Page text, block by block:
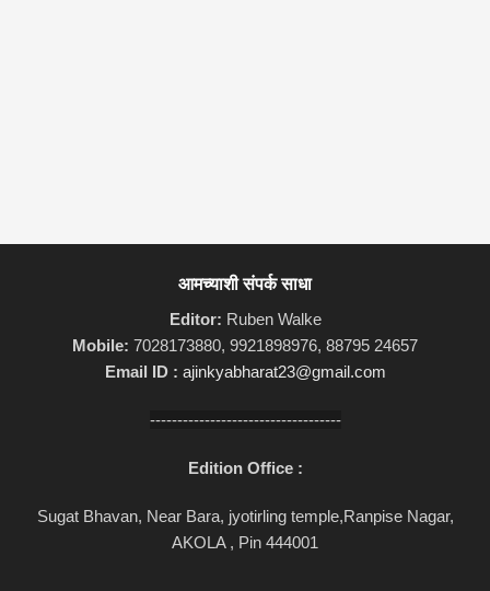
आमच्याशी संपर्क साधा
Editor: Ruben Walke
Mobile: 7028173880, 9921898976, 88795 24657
Email ID : ajinkyabharat23@gmail.com
-----------------------------------
Edition Office :
Sugat Bhavan, Near Bara, jyotirling temple,Ranpise Nagar,
AKOLA , Pin 444001